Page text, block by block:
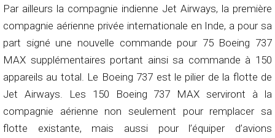
Par ailleurs la compagnie indienne Jet Airways, la première
compagnie aérienne privée internationale en Inde, a pour sa
part signé une nouvelle commande pour 75 Boeing 737
MAX supplémentaires portant ainsi sa commande à 150
appareils au total. Le Boeing 737 est le pilier de la flotte de
Jet Airways. Les 150 Boeing 737 MAX serviront à la
compagnie aérienne non seulement pour remplacer sa
flotte existante, mais aussi pour l’équiper d’avions